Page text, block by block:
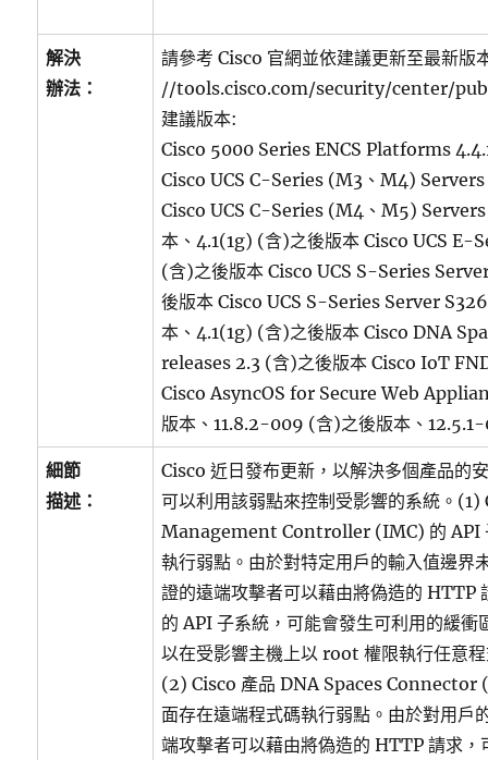
解決
辦法：
請參考 Cisco 官網並依建議更新至最新
//tools.cisco.com/security/center/
建議版本:
Cisco 5000 Series ENCS Platforms
Cisco UCS C-Series (M3、M4)
Cisco UCS C-Series (M4、M5)
本、4.1(1g) (含)之後版本 Cisco UCS E-
(含)之後版本 Cisco UCS S-Series
後版本 Cisco UCS S-Series Server
本、4.1(1g) (含)之後版本 Cisco DNA
releases 2.3 (含)之後版本 Cisco IoT
Cisco AsyncOS for Secure Web
版本、11.8.2-009 (含)之後版本、
細節
描述：
Cisco 近日發布更新，以解決多個產品的
可以利用該弱點來控制受影響的系統。
Management Controller (IMC) 的 API
執行弱點。由於對特定用戶的輸入值邊界
證的遠端攻擊者可以藉由將偽造的 HTTP
的 API 子系統，可能會發生可利用的緩衝
以在受影響主機上以 root 權限執行任意
(2) Cisco 產品 DNA Spaces Connector
面存在遠端程式碼執行弱點。由於對用戶
端攻擊者可以藉由將偽造的 HTTP 請求，